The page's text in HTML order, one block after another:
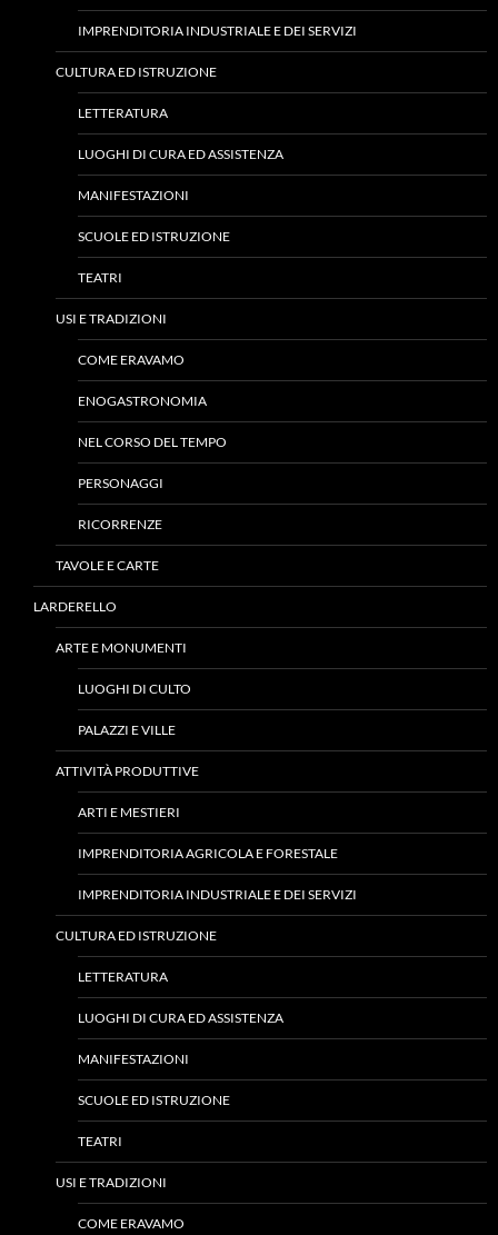
IMPRENDITORIA INDUSTRIALE E DEI SERVIZI
CULTURA ED ISTRUZIONE
LETTERATURA
LUOGHI DI CURA ED ASSISTENZA
MANIFESTAZIONI
SCUOLE ED ISTRUZIONE
TEATRI
USI E TRADIZIONI
COME ERAVAMO
ENOGASTRONOMIA
NEL CORSO DEL TEMPO
PERSONAGGI
RICORRENZE
TAVOLE E CARTE
LARDERELLO
ARTE E MONUMENTI
LUOGHI DI CULTO
PALAZZI E VILLE
ATTIVITÀ PRODUTTIVE
ARTI E MESTIERI
IMPRENDITORIA AGRICOLA E FORESTALE
IMPRENDITORIA INDUSTRIALE E DEI SERVIZI
CULTURA ED ISTRUZIONE
LETTERATURA
LUOGHI DI CURA ED ASSISTENZA
MANIFESTAZIONI
SCUOLE ED ISTRUZIONE
TEATRI
USI E TRADIZIONI
COME ERAVAMO